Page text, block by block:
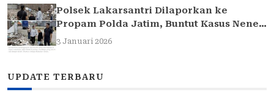
Polsek Lakarsantri Dilaporkan ke
Propam Polda Jatim, Buntut Kasus Nenek
Elina
3 Januari 2026
UPDATE TERBARU